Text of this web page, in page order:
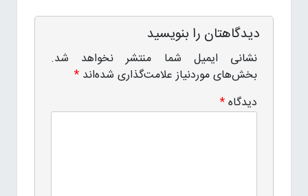
دیدگاهتان را بنویسید
نشانی ایمیل شما منتشر نخواهد شد.
بخش‌های موردنیاز علامت‌گذاری شده‌اند*
دیدگاه*